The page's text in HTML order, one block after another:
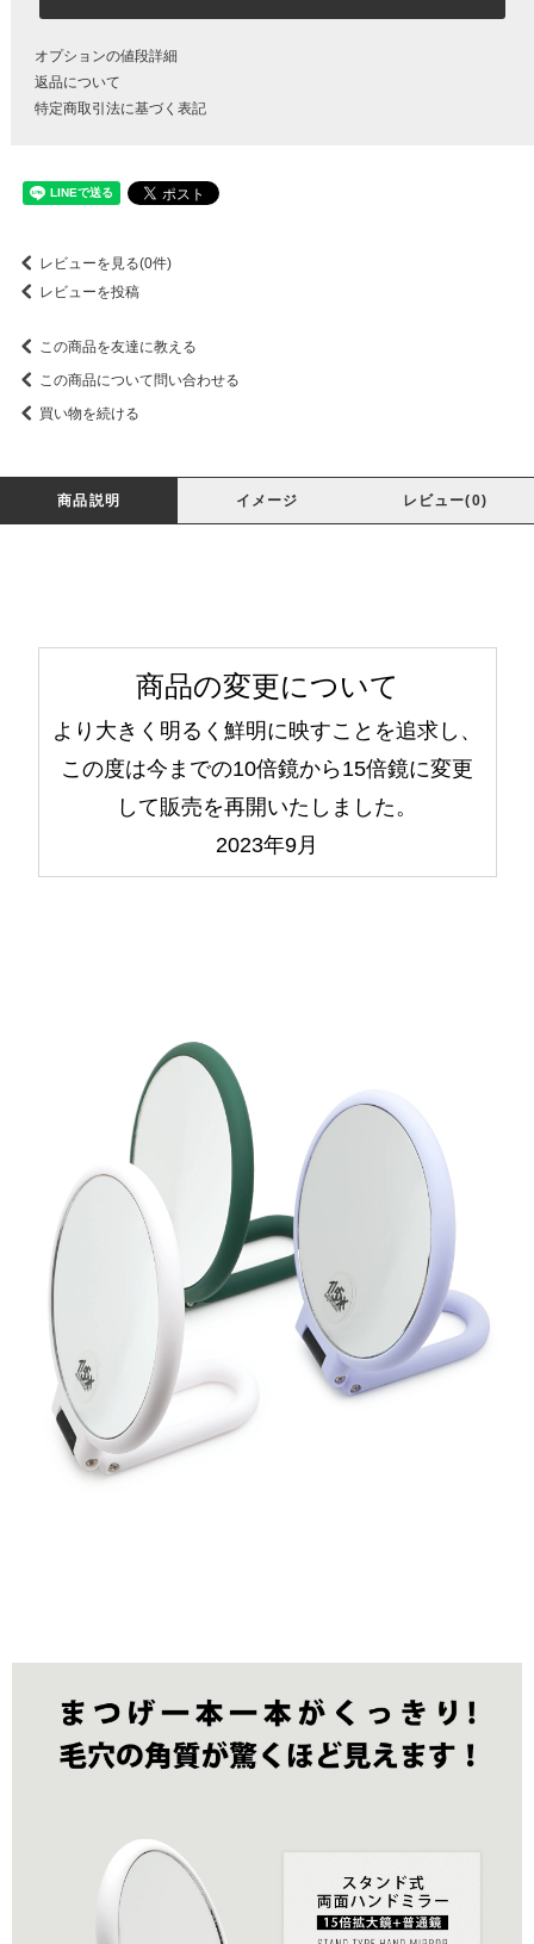
オプションの値段詳細
返品について
特定商取引法に基づく表記
レビューを見る(0件)
レビューを投稿
この商品を友達に教える
この商品について問い合わせる
買い物を続ける
商品説明 イメージ レビュー(0)
商品の変更について
より大きく明るく鮮明に映すことを追求し、
この度は今までの10倍鏡から15倍鏡に変更
して販売を再開いたしました。
2023年9月